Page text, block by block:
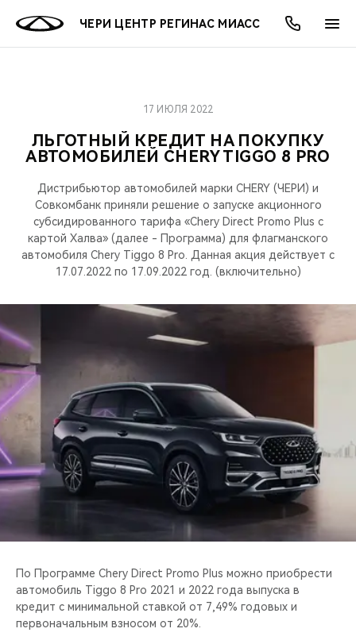
ЧЕРИ ЦЕНТР РЕГИНАС МИАСС
МОДЕЛИ
ВСЕ МОДЕЛИ
КРОССОВЕРЫ
СЕДАНЫ
НОВИНКИ
ПОКУПАТЕЛЯМ
ВЫБОР И ПОКУПКА
КРЕДИТ И СТРАХОВАНИЕ
ВЛАДЕЛЬЦАМ
СЕРВИС
ЗАПЧАСТИ И АКСЕССУАРЫ
ПОДДЕРЖКА
CHERY CONNECT
МИР CHERY
АКСЕССУАРЫ
О БРЕНДЕ
CHERY В СОЦСЕТЯХ
ЛЮДИ CHERY
БЛАГОТВОРИТЕЛЬНОСТЬ
CHERY REMOTE
CHERY И СПОРТ
НАШИ МЕРОПРИЯТИЯ
ВИДЕООБЗОРЫ
АКЦИИ
ВЫГОДЫ И АКЦИИ
ОНЛАЙН СЕРВИСЫ
ВЫБОР И ПОКУПКА
КРЕДИТ
О КОМПАНИИ
О НАС
МЫ В СОЦСЕТЯХ
ЛЬГОТНЫЙ КРЕДИТ НА ПОКУПКУ
АВТОМОБИЛЕЙ CHERY TIGGO 8 PRO
17 ИЮЛЯ 2022
Дистрибьютор автомобилей марки CHERY (ЧЕРИ) и
Совкомбанк приняли решение о запуске акционного
субсидированного тарифа «Chery Direct Promo Plus с
картой Халва» (далее - Программа) для флагманского
автомобиля Chery Tiggo 8 Pro. Данная акция действует с
17.07.2022 по 17.09.2022 год. (включительно)
По Программе Chery Direct Promo Plus можно приобрести
автомобиль Tiggo 8 Pro 2021 и 2022 года выпуска в
кредит с минимальной ставкой от 7,49% годовых и
первоначальным взносом от 20%.